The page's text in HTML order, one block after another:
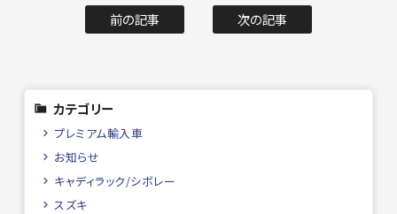
前の記事 次の記事
カテゴリー
プレミアム輸入車
お知らせ
キャディラック/シボレー
スズキ